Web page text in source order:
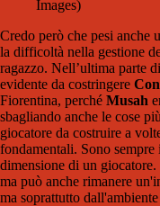
Images)
Credo però che pesi anche
la difficoltà nella gestione
ragazzo. Nell’ultima parte
evidente da costringere
Fiorentina, perché Musah
sbagliando anche le cose
giocatore da costruire a
fondamentali. Sono sempre
dimensione di un
ma può anche rimanere
ma soprattutto